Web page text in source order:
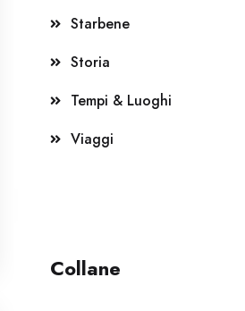
Starbene
Storia
Tempi & Luoghi
Viaggi
Collane